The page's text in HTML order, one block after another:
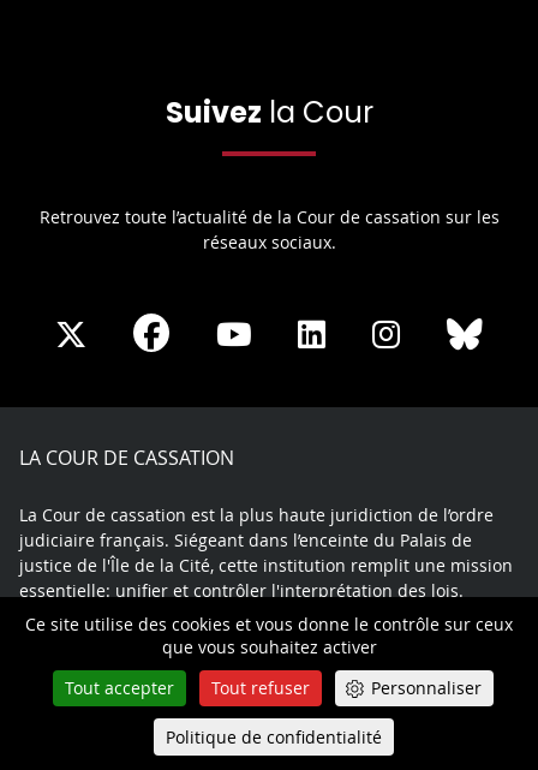
Ce site utilise des cookies et vous donne le contrôle sur ceux
que vous souhaitez activer
Tout accepter
Tout refuser Personnaliser
Politique de confidentialité
Suivez la Cour
Retrouvez toute l’actualité de la Cour de cassation sur les
réseaux sociaux.
Share
X
Share
Facebook
Share
Youtube
Share
LinkedIn
Share
Instagram
LA COUR DE CASSATION
La Cour de cassation est la plus haute juridiction de l’ordre
judiciaire français. Siégeant dans l’enceinte du Palais de
justice de l'Île de la Cité, cette institution remplit une mission
essentielle: unifier et contrôler l'interprétation des lois.
La Haute Juridiction garantit ainsi à chacun une égalité de
traitement devant les juges.
© Tous droits réservés
Queue-Fair